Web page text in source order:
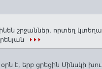
շրջաններ, որտեղ
օրն է, երբ ցրեցին Մինսկի